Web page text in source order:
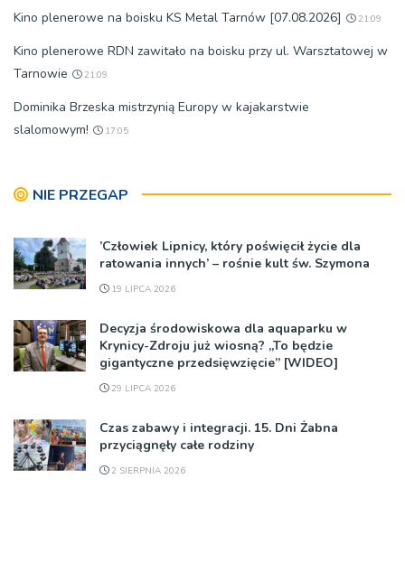
Kino plenerowe na boisku KS Metal Tarnów [07.08.2026] 21:09
Kino plenerowe RDN zawitało na boisku przy ul. Warsztatowej w
Tarnowie
21:09
Dominika Brzeska mistrzynią Europy w kajakarstwie
slalomowym!
17:05
NIE PRZEGAP
’Człowiek Lipnicy, który poświęcił życie dla
ratowania innych’ – rośnie kult św. Szymona
19 LIPCA 2026
Decyzja środowiskowa dla aquaparku w
Krynicy-Zdroju już wiosną? „To będzie
gigantyczne przedsięwzięcie” [WIDEO]
29 LIPCA 2026
Czas zabawy i integracji. 15. Dni Żabna
przyciągnęły całe rodziny
2 SIERPNIA 2026